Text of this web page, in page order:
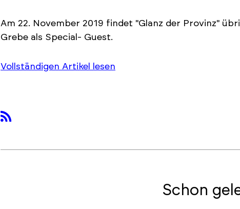
Am 22. November 2019 findet "Glanz der Provinz"
Grebe als Special- Guest.
Vollständigen Artikel lesen
rss
Schon